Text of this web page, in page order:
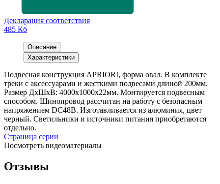
Декларация соответствия
485 Кб
Описание
Характеристики
Подвесная конструкция APRIORI, форма овал. В комплекте
треки с аксессуарами и жесткими подвесами длиной 200мм.
Размер ДxШxВ: 4000x1000x22мм. Монтируется подвесным
способом. Шинопровод рассчитан на работу с безопасным
напряжением DC48В. Изготавливается из алюминия, цвет
черный. Светильники и источники питания приобретаются
отдельно.
Страница серии
Посмотреть видеоматериалы
Отзывы